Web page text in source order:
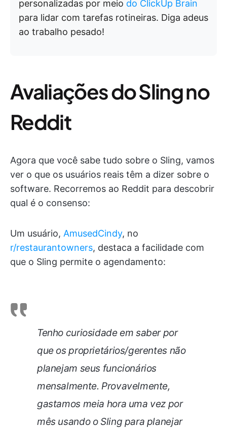
personalizadas por meio do ClickUp Brain
para lidar com tarefas rotineiras. Diga adeus
ao trabalho pesado!
Avaliações do Sling no
Reddit
Agora que você sabe tudo sobre o Sling, vamos
ver o que os usuários reais têm a dizer sobre o
software. Recorremos ao Reddit para descobrir
qual é o consenso:
Um usuário, AmusedCindy, no
r/restaurantowners, destaca a facilidade com
que o Sling permite o agendamento:
Tenho curiosidade em saber por
que os proprietários/gerentes não
planejam seus funcionários
mensalmente. Provavelmente,
gastamos meia hora uma vez por
mês usando o Sling para planejar